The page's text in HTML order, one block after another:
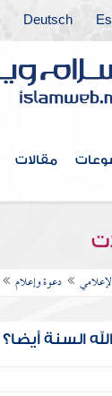
Deutsch
مقالات
دعوة وإعلام
السنة أيضا؟